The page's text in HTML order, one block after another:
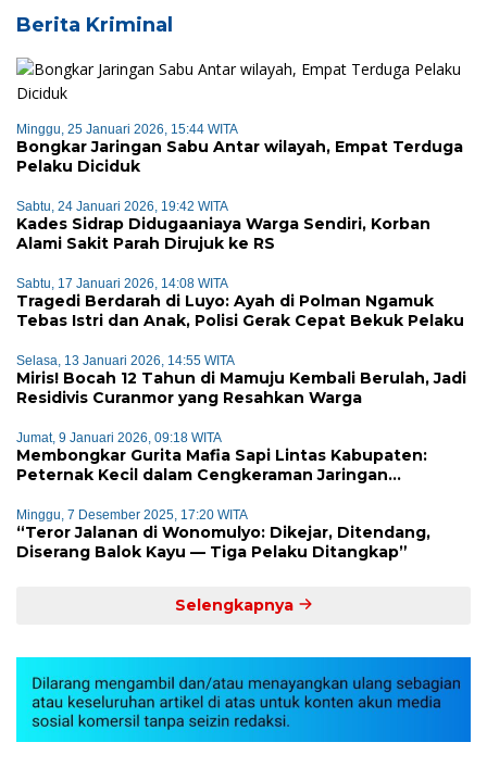
Berita Kriminal
Minggu, 25 Januari 2026, 15:44 WITA
Bongkar Jaringan Sabu Antar wilayah, Empat Terduga
Pelaku Diciduk
Sabtu, 24 Januari 2026, 19:42 WITA
Kades Sidrap Didugaaniaya Warga Sendiri, Korban
Alami Sakit Parah Dirujuk ke RS
Sabtu, 17 Januari 2026, 14:08 WITA
Tragedi Berdarah di Luyo: Ayah di Polman Ngamuk
Tebas Istri dan Anak, Polisi Gerak Cepat Bekuk Pelaku
Selasa, 13 Januari 2026, 14:55 WITA
Miris! Bocah 12 Tahun di Mamuju Kembali Berulah, Jadi
Residivis Curanmor yang Resahkan Warga
Jumat, 9 Januari 2026, 09:18 WITA
Membongkar Gurita Mafia Sapi Lintas Kabupaten:
Peternak Kecil dalam Cengkeraman Jaringan
Minggu, 7 Desember 2025, 17:20 WITA
“Teror Jalanan di Wonomulyo: Dikejar, Ditendang,
Diserang Balok Kayu — Tiga Pelaku Ditangkap”
Selengkapnya